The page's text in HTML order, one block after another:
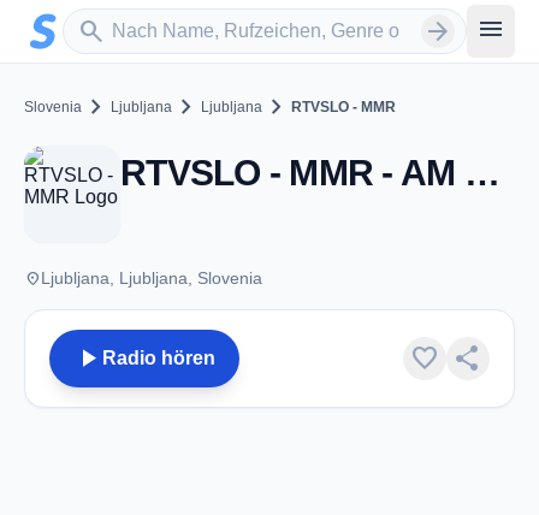
Zum Hauptinhalt springen
search
Sender suchen arrow_forward menu
Slovenia chevron_right Ljubljana chevron_right Ljubljana chevron_right RTVSLO - MMR
RTVSLO - MMR - AM 558 - Ljubljana
placeLjubljana, Ljubljana, Slovenia
play_arrow Radio hören favorite share